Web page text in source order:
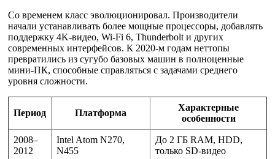
Со временем класс эволюционировал. Производители
начали устанавливать более мощные процессоры, добавлять
поддержку 4K-видео, Wi-Fi 6, Thunderbolt и других
современных интерфейсов. К 2020-м годам неттопы
превратились из сугубо базовых машин в полноценные
мини-ПК, способные справляться с задачами среднего
уровня сложности.
Период Платформа
Характерные
особенности
2008–
2012
Intel Atom N270,
N455
До 2 ГБ RAM, HDD,
только SD-видео